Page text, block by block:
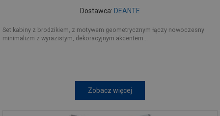
Dostawca: DEANTE
Set kabiny z brodzikiem, z motywem geometrycznym łączy nowoczesny
minimalizm z wyrazistym, dekoracyjnym akcentem...
Zobacz więcej